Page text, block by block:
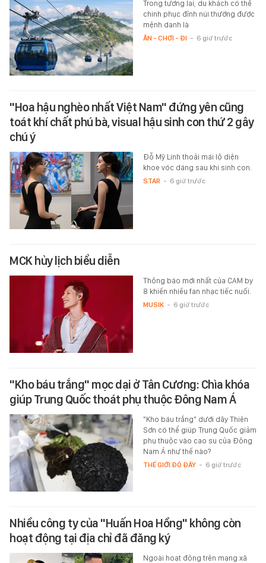
Trong tương lai, du khách có thể
chinh phục đỉnh núi thường được
mệnh danh là
ĂN - CHƠI - ĐI - 6 giờ trước
"Hoa hậu nghèo nhất Việt Nam" đứng yên cũng
toát khí chất phú bà, visual hậu sinh con thứ 2 gây
chú ý
Đỗ Mỹ Linh thoải mái lộ diện
khoe vóc dáng sau khi sinh con.
STAR - 6 giờ trước
MCK hủy lịch biểu diễn
Thông báo mới nhất của CAM by
8 khiến nhiều fan nhạc tiếc nuối.
MUSIK - 6 giờ trước
"Kho báu trắng" mọc dại ở Tân Cương: Chìa khóa
giúp Trung Quốc thoát phụ thuộc Đông Nam Á
"Kho báu trắng" dưới dãy Thiên
Sơn có thể giúp Trung Quốc giảm
phụ thuộc vào cao su của Đông
Nam Á như thế nào?
THẾ GIỚI ĐÓ ĐÂY - 6 giờ trước
Nhiều công ty của "Huấn Hoa Hồng" không còn
hoạt động tại địa chỉ đã đăng ký
Ngoài hoạt động trên mạng xã